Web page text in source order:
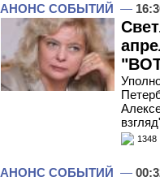
АНОНС СОБЫТИЙ —
1348
АНОНС СОБЫТИЙ —